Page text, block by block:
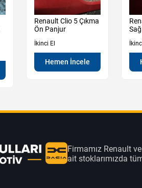
Renault Clio 5 Çıkma
Ön Panjur
İkinci El
Hemen İncele
Sağ
Firmamız Renault
ait stoklarımızda